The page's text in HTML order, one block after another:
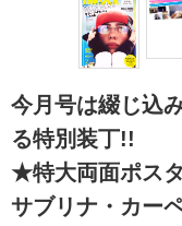
今月号は綴じ込
る特別装丁!!
★特大両面ポス
サブリナ・カー